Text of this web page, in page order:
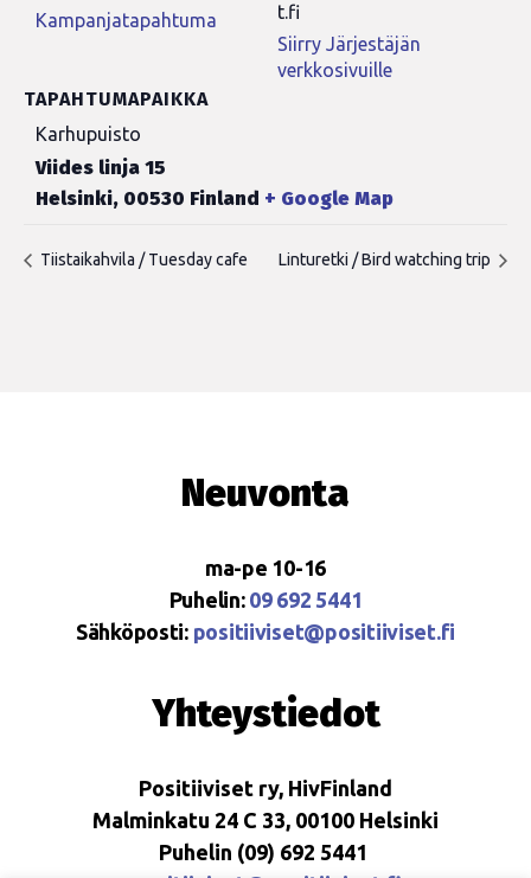
Kampanjatapahtuma
TAPAHTUMAPAIKKA
Karhupuisto
Viides linja 15
Helsinki, 00530 Finland + Google Map
t.fi
Siirry Järjestäjän
verkkosivuille
Tiistaikahvila / Tuesday cafe Linturetki / Bird watching trip
Neuvonta
ma-pe 10-16
Puhelin: 09 692 5441
Sähköposti: positiiviset@positiiviset.fi
Yhteystiedot
Positiiviset ry, HivFinland
Malminkatu 24 C 33, 00100 Helsinki
Puhelin (09) 692 5441